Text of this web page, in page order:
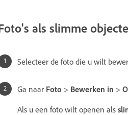
als slimme
Selecteer de foto die u wilt
Ga naar Foto > Bewerken in >
Als u een foto wilt openen als